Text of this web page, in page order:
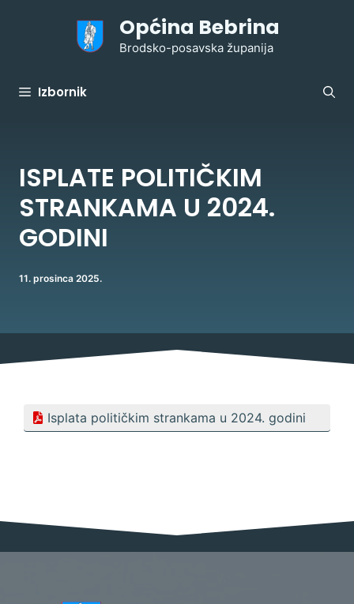
Općina Bebrina
Brodsko-posavska županija
Izbornik
ISPLATE POLITIČKIM
STRANKAMA U 2024.
GODINI
11. prosinca 2025.
Isplata političkim strankama u 2024. godini